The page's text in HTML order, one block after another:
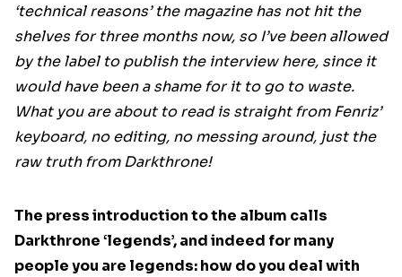
‘technical reasons’ the magazine has not hit the
shelves for three months now, so I’ve been allowed
by the label to publish the interview here, since it
would have been a shame for it to go to waste.
What you are about to read is straight from Fenriz’
keyboard, no editing, no messing around, just the
raw truth from Darkthrone!
The press introduction to the album calls
Darkthrone ‘legends’, and indeed for many
people you are legends: how do you deal with